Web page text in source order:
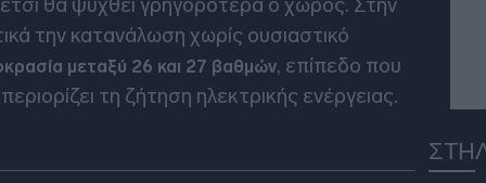
θα ψυχθεί γρηγορότερα ο χώρος. Στην
την κατανάλωση χωρίς ουσιαστικό
μεταξύ 26 και 27 βαθμών, επίπεδο που
τη ζήτηση ηλεκτρικής ενέργειας.
21:15